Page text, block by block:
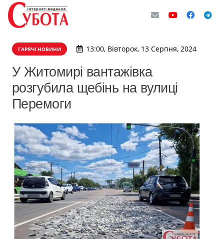
ГАРЯЧІ НОВИНИ 13:00, Вівторок, 13 Серпня, 2024
У Житомирі вантажівка
розгубила щебінь на вулиці
Перемоги